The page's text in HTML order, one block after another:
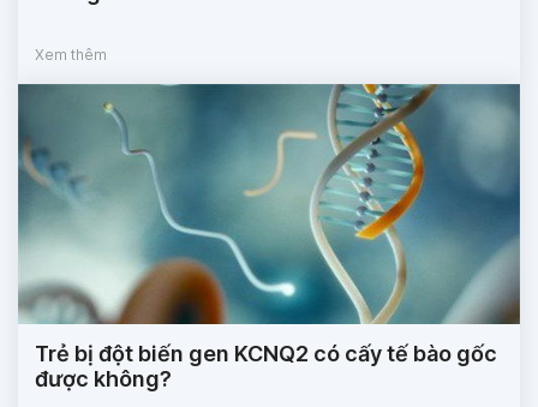
Xem thêm
Trẻ bị đột biến gen KCNQ2 có cấy tế bào gốc
được không?